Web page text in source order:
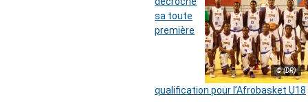
© (DR)
sa toute
première
qualification pour l’Afrobasket U18